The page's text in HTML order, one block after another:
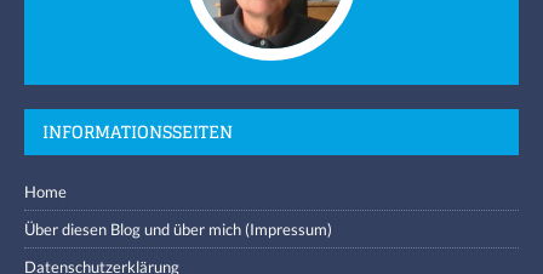
INFORMATIONSSEITEN
Home
Über diesen Blog und über mich (Impressum)
Datenschutzerklärung